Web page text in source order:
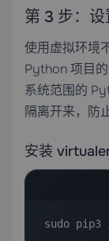
第 3 步：
使用虚拟环境
Python 项目
系统范围的
隔离开来，防
安装
sudo